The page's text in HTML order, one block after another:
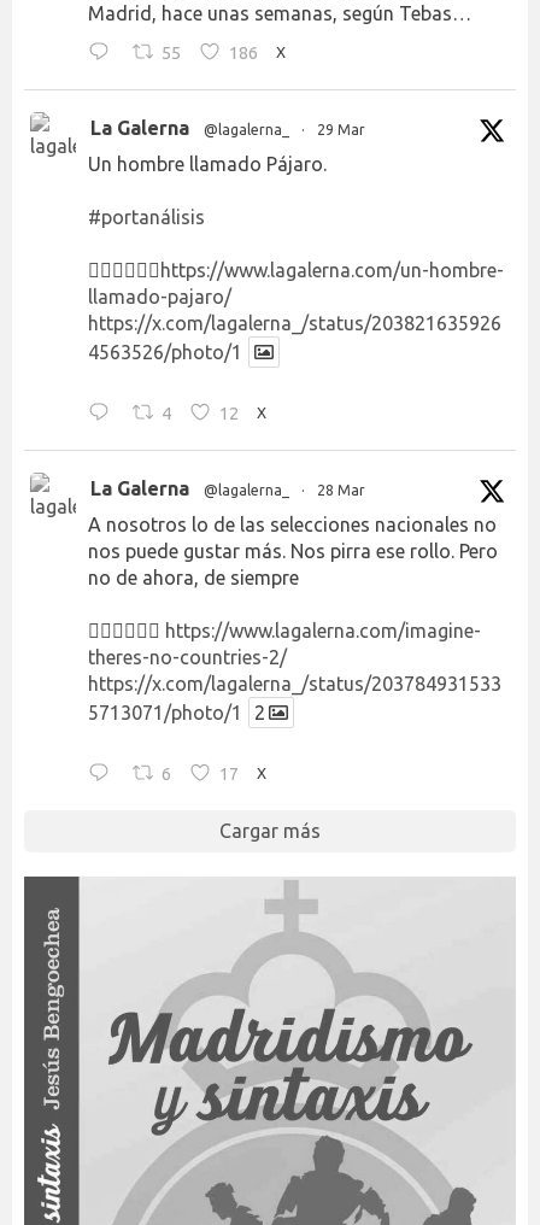
Madrid, hace unas semanas, según Tebas…
55 186 X
La Galerna @lagalerna_ · 29 Mar
Un hombre llamado Pájaro.
#portanálisis
👉🏻👉🏻👉🏻 https://www.lagalerna.com/un-hombre-
llamado-pajaro/
https://x.com/lagalerna_/status/203821635926
4563526/photo/1
4 12 X
La Galerna @lagalerna_ · 28 Mar
A nosotros lo de las selecciones nacionales no
nos puede gustar más. Nos pirra ese rollo. Pero
no de ahora, de siempre
👉🏻👉🏻👉🏻 https://www.lagalerna.com/imagine-
theres-no-countries-2/
https://x.com/lagalerna_/status/203784931533
5713071/photo/1
2
6 17 X
Cargar más